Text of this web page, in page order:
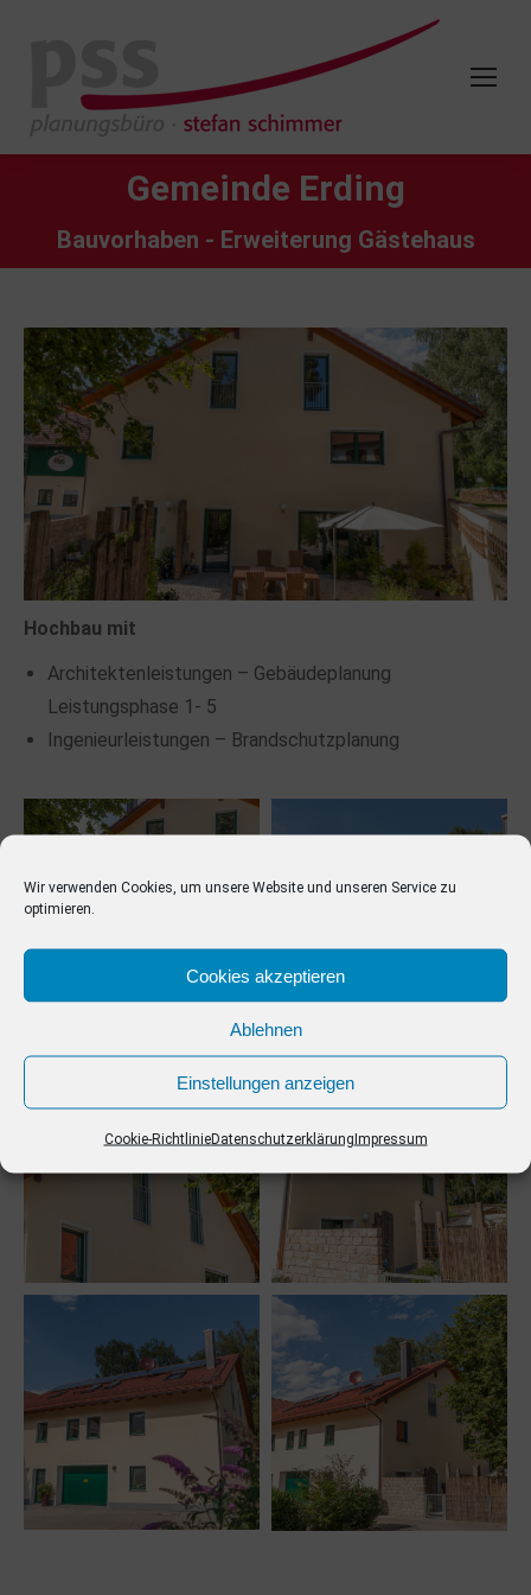
Wir verwenden Cookies, um unsere Website und unseren Service zu
optimieren.
Cookies akzeptieren
Ablehnen
Einstellungen anzeigen
Cookie-RichtlinieDatenschutzerklärungImpressum
Gemeinde Erding
Bauvorhaben - Erweiterung Gästehaus
Hochbau mit
Architektenleistungen – Gebäudeplanung
Leistungsphase 1- 5
Ingenieurleistungen – Brandschutzplanung